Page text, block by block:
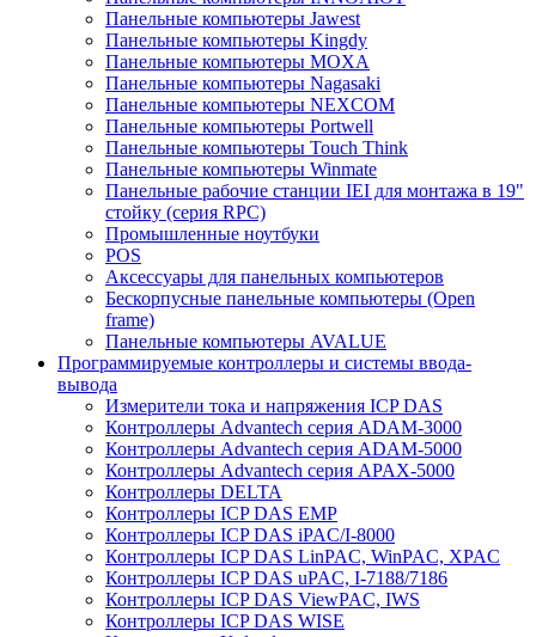
Панельные компьютеры Jawest
Панельные компьютеры Kingdy
Панельные компьютеры MOXA
Панельные компьютеры Nagasaki
Панельные компьютеры NEXCOM
Панельные компьютеры Portwell
Панельные компьютеры Touch Think
Панельные компьютеры Winmate
Панельные рабочие станции IEI для монтажа в 19"
стойку (серия RPC)
Промышленные ноутбуки
POS
Аксессуары для панельных компьютеров
Бескорпусные панельные компьютеры (Open
frame)
Панельные компьютеры AVALUE
Программируемые контроллеры и системы ввода-
вывода
Измерители тока и напряжения ICP DAS
Контроллеры Advantech серия ADAM-3000
Контроллеры Advantech серия ADAM-5000
Контроллеры Advantech серия APAX-5000
Контроллеры DELTA
Контроллеры ICP DAS EMP
Контроллеры ICP DAS iPAC/I-8000
Контроллеры ICP DAS LinPAC, WinPAC, XPAC
Контроллеры ICP DAS uPAC, I-7188/7186
Контроллеры ICP DAS ViewPAC, IWS
Контроллеры ICP DAS WISE